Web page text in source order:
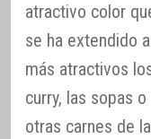
atractivo color
se ha extendido
más atractivos
curry, las sopas
otras carnes de